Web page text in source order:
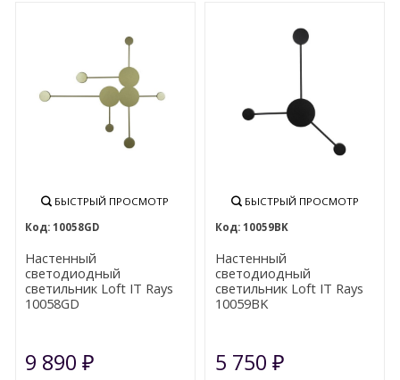
БЫСТРЫЙ ПРОСМОТР
10058GD
Настенный
светодиодный
светильник Loft IT Rays
10058GD
9 890₽
БЫСТРЫЙ ПРОСМОТР
10059BK
Настенный
светодиодный
светильник Loft IT Rays
10059BK
5 750 ₽